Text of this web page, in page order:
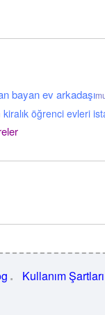
bayan ev arkadaşı
öğrenci evleri
Kullanım Şartları